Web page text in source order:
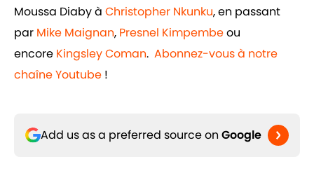
Moussa Diaby à Christopher Nkunku, en passant
par Mike Maignan, Presnel Kimpembeou
encore Kingsley Coman. Abonnez-vous à notre
chaîne Youtube !
Add us as a preferred source on Google